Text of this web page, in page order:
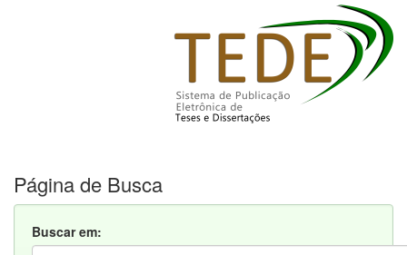
Página de Busca
Buscar em: